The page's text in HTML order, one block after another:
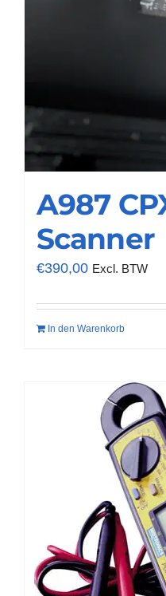
A987
Scanner
€390,00 Excl. BTW
In den Warenkorb